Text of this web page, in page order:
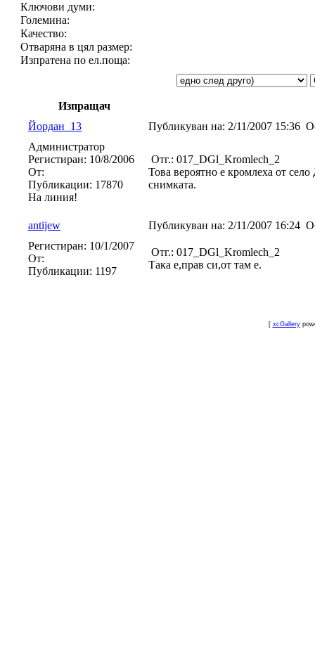
Ключови думи:
Големина:
Качество:
Отваряна в цял размер:
Изпратена по ел.поща:
Изпращач
Йордан_13
Публикуван на: 2/11/2007 15:36
Администратор
Регистиран: 10/8/2006
От:
Публикации: 17870
На линия!
Отг.: 017_DGl_Kromlech_2
Това вероятно е кромлеха от
снимката.
antijew Публикуван на: 2/11/2007 16:24
Регистиран: 10/1/2007
От:
Публикации: 1197
Отг.: 017_DGl_Kromlech_2
Така е,прав си,от там е.
[ xcGallery